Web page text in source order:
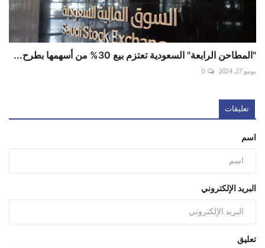
"المطاحن الرابعة" السعودية تعتزم بيع 30% من أسهمها بطرح...
يونيو 27, 2024 0
تعليقات
اسم
البريد الإلكتروني
تعليق